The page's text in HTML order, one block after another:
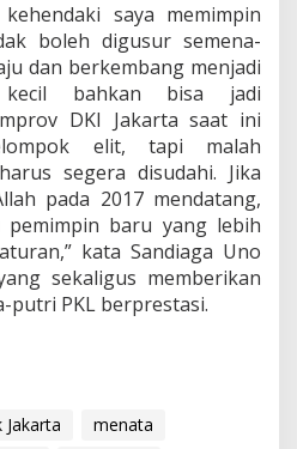
saya memimpin
boleh digusur semena-
dan berkembang menjadi
kecil bahkan bisa jadi
DKI Jakarta saat ini
elit, tapi malah
segera disudahi. Jika
pada 2017 mendatang,
pemimpin baru yang lebih
kata Sandiaga Uno
sekaligus memberikan
putri PKL berprestasi.
Jakarta
menata